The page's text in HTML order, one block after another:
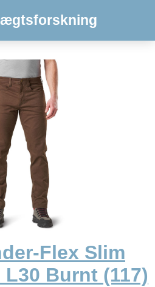
Flex Slim
Burnt (117)